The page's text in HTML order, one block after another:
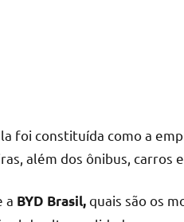
foi constituída como a
além dos ônibus, carros
a BYD Brasil,quais são os